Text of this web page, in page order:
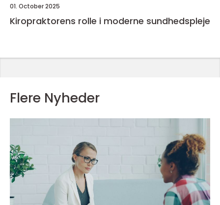
01. October 2025
Kiropraktorens rolle i moderne sundhedspleje
Flere Nyheder